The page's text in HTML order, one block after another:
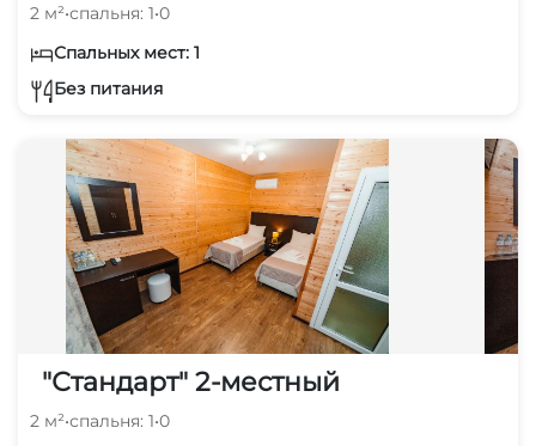
2 м²•спальня: 1•0
Спальных мест: 1
Без питания
"Стандарт" 2-местный
2 м²•спальня: 1•0